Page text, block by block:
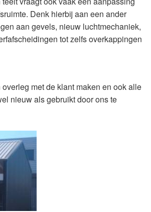
Denk hierbij aan een ander
aan gevels, nieuw luchtmechaniek,
tot zelfs overkappingen
met de klant maken en ook alle
nieuw als gebruikt door ons te